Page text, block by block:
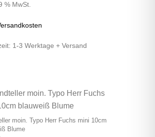
% MwSt.
1-3 Werktage + Versand
moin. Typo Herr Fuchs mini 10cm
Blume